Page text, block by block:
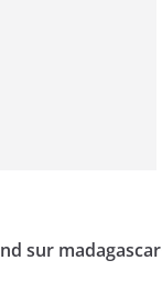
sur madagascar